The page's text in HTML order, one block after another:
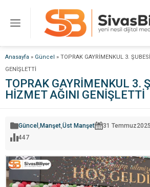
Anasayfa » Güncel » TOPRAK GAYRİMENKUL 3.
GENİŞLETTİ
TOPRAK GAYRİMENKUL 3.
HİZMET AĞINI GENİŞLETTİ
Güncel , Manşet,Üst Manşet 31 Temmuz2025
447